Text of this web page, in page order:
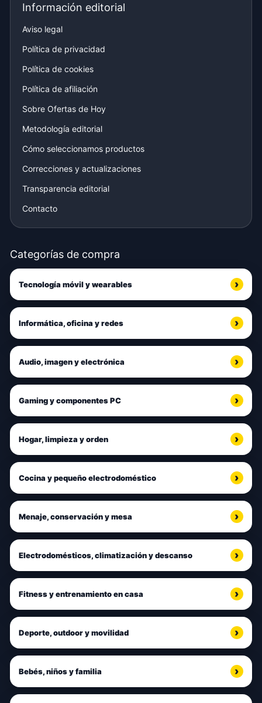
Información editorial
Aviso legal
Política de privacidad
Política de cookies
Política de afiliación
Sobre Ofertas de Hoy
Metodología editorial
Cómo seleccionamos productos
Correcciones y actualizaciones
Transparencia editorial
Contacto
Categorías de compra
Tecnología móvil y wearables
Informática, oficina y redes
Audio, imagen y electrónica
Gaming y componentes PC
Hogar, limpieza y orden
Cocina y pequeño electrodoméstico
Menaje, conservación y mesa
Electrodomésticos, climatización y descanso
Fitness y entrenamiento en casa
Deporte, outdoor y movilidad
Bebés, niños y familia